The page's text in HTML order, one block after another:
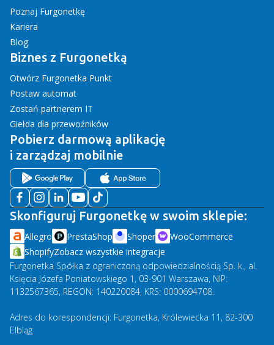
Poznaj Furgonetkę
Kariera
Blog
Biznes z Furgonetką
Otwórz Furgonetka Punkt
Postaw automat
Zostań partnerem IT
Giełda dla przewoźników
Pobierz darmową aplikację
i zarządzaj mobilnie
Skonfiguruj Furgonetkę w swoim sklepie:
Allegro PrestaShop Shoper
WooCommerce
ShopifyZobacz wszystkie integracje
Furgonetka Spółka z ograniczoną odpowiedzialnością Sp. k., al.
Księcia Józefa Poniatowskiego 1, 03-901 Warszawa, NIP:
1132567365, REGON: 140220084, KRS: 0000694708.
Adres do korespondencji: Furgonetka, Królewiecka 11, 82-300
Elbląg